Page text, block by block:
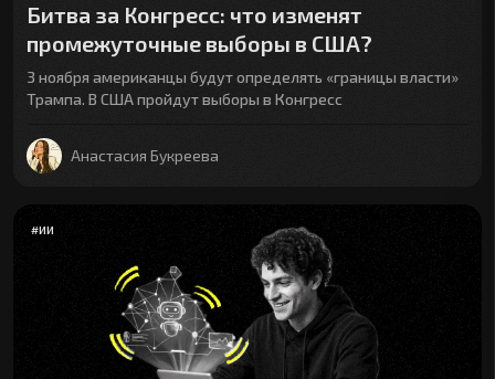
Битва за Конгресс: что изменят
промежуточные выборы в США?
3 ноября американцы будут определять «границы власти»
Трампа. В США пройдут выборы в Конгресс
Анастасия Букреева
#ИИ